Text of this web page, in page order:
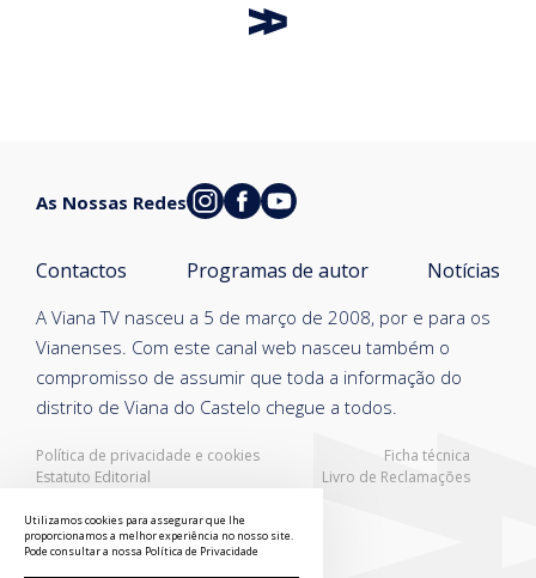
Política de privacidade e cookies
Ficha técnica
Estatuto Editorial
Livro de Reclamações
A Viana TV nasceu a 5 de março de 2008, por e para os
Vianenses. Com este canal web nasceu também o
compromisso de assumir que toda a informação do
distrito de Viana do Castelo chegue a todos.
Contactos Programas de autor Notícias
As Nossas Redes
Utilizamos cookies para assegurar que lhe
proporcionamos a melhor experiência no nosso site.
Pode consultar a nossa Política de Privacidade